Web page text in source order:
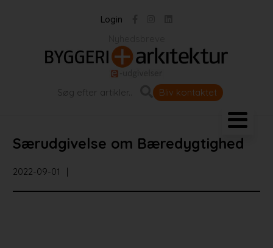
Login
Bliv kontaktet
Bygningen
Projekter
Særudgivelse om Bæredygtighed
2022-09-01